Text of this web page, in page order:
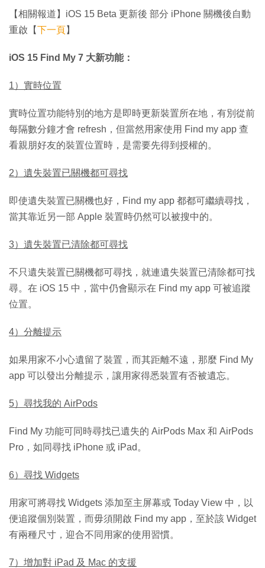
【相關報道】iOS 15 Beta 更新後 部分 iPhone 關機後自動
重啟【下一頁】
iOS 15 Find My 7 大新功能：
1）實時位置
實時位置功能特別的地方是即時更新裝置所在地，有別從前
每隔數分鐘才會 refresh，但當然用家使用‌ Find my app 查
看親朋好友的裝置位置時，是需要先得到授權的。
2）遺失裝置已關機都可尋找
即使遺失裝置已關機也好，Find my app 都都可繼續尋找，
當其靠近另一部 Apple 裝置時仍然可以被搜中的。
3）遺失裝置已清除都可尋找
不只遺失裝置已關機都可尋找，就連遺失裝置已清除都可找
尋。在 iOS 15‌ 中，當中仍會顯示在 Find my app 可被追蹤
位置。
4）分離提示
如果用家不小心遺留了裝置，而其距離不遠，那麼 Find My‌
app 可以發出分離提示，讓用家得悉裝置有否被遺忘。
5）尋找我的 AirPods
Find My‌ 功能可同時尋找已遺失的 AirPods Max 和 AirPods
Pro，如同尋找 iPhone 或 iPad。
6）尋找 Widgets
用家可將尋找 Widgets 添加至主屏幕或 Today View 中，以
便追蹤個別裝置，而毋須開啟 Find my app，至於該 Widget
有兩種尺寸，迎合不同用家的使用習慣。
7）增加對 iPad 及 Mac 的支援